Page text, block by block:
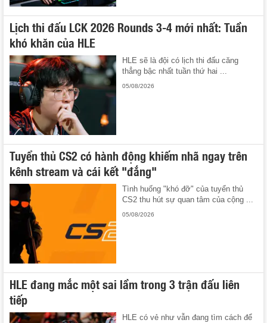
Lịch thi đấu LCK 2026 Rounds 3-4 mới nhất: Tuần
khó khăn của HLE
HLE sẽ là đội có lịch thi đấu căng
thẳng bậc nhất tuần thứ hai ...
05/08/2026
Tuyển thủ CS2 có hành động khiếm nhã ngay trên
kênh stream và cái kết "đắng"
Tình huống "khó đỡ" của tuyển thủ
CS2 thu hút sự quan tâm của cộng ...
05/08/2026
HLE đang mắc một sai lầm trong 3 trận đấu liên
tiếp
HLE có vẻ như vẫn đang tìm cách để